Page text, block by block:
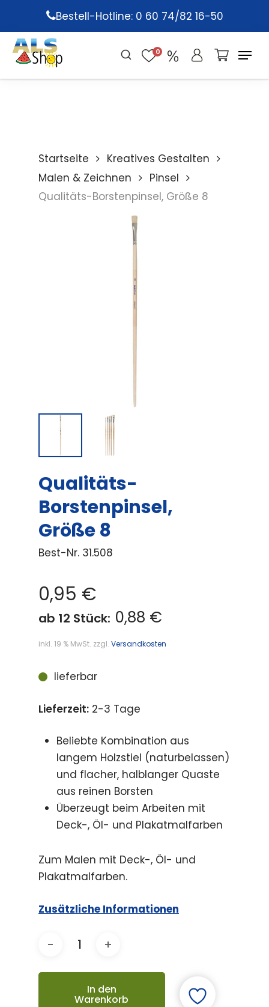
main
content
Bestell-Hotline: 0 60 74/82 16-50
0
Startseite
Kreatives Gestalten
Malen & Zeichnen
Pinsel
Qualitäts-Borstenpinsel, Größe 8
Qualitäts-
Borstenpinsel,
Größe 8
Best-Nr. 31.508
0,95 €
ab 12 Stück: 0,88 €
inkl. 19 % MwSt. zzgl. Versandkosten
lieferbar
Lieferzeit: 2-3 Tage
Beliebte Kombination aus
langem Holzstiel (naturbelassen)
und flacher, halblanger Quaste
aus reinen Borsten
Überzeugt beim Arbeiten mit
Deck-, Öl- und Plakatmalfarben
Zum Malen mit Deck-, Öl- und
Plakatmalfarben.
Zusätzliche Informationen
In den
Warenkorb